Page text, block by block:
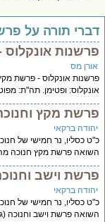
תורה על
אונקלוס
מס
אונקלוס - פרשת מקץ
ופטימן. תה"ת:
מקץ וחנוכה
ברקאי
כסליו, נר חמישי של
פרשת מקץ חנוכה מהי
וישב וחנוכה
ברקאי
כסליו, נר חמישי של
פרשת וישב וחנוכה